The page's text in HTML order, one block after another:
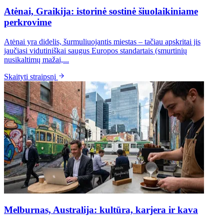
Atėnai, Graikija: istorinė sostinė šiuolaikiniame
perkrovime
Atėnai yra didelis, šurmuliuojantis miestas – tačiau apskritai jis
jaučiasi vidutiniškai saugus Europos standartais (smurtinių
nusikaltimų mažai,...
Skaityti straipsnį
Melburnas, Australija: kultūra, karjera ir kava